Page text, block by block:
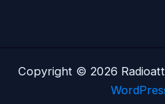
Copyright © 2026